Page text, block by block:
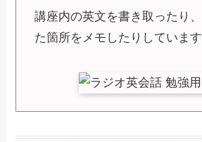
講座内の英文を書き取ったり
た箇所をメモしたりしています